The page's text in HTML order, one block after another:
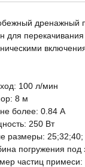
дренажный
для
100 л/мин
8 м
более: 0.84 А
250 Вт
размеры:
погружения под
частиц